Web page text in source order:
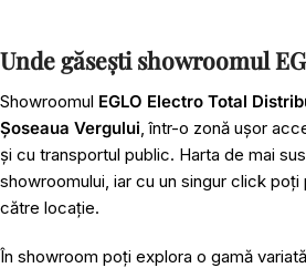
Unde găsești showroomul
Showroomul EGLO Electro Total
Șoseaua Vergului, într-o zonă ușor
și cu transportul public. Harta de mai
showroomului, iar cu un singur click
către locație.
În showroom poți explora o gamă